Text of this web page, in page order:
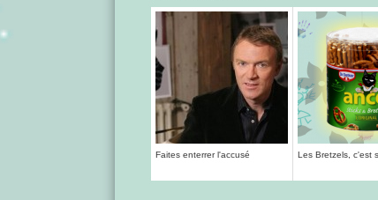
Faites enterrer l'accusé Les Bretzels, c'est